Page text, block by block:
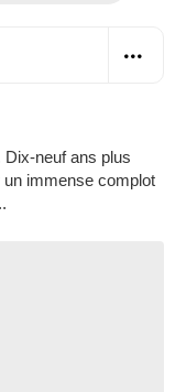
neuf ans plus
immense complot